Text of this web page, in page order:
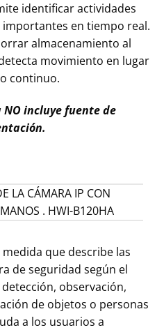
identificar actividades
en tiempo real.
almacenamiento al
movimiento en lugar
continuo.
NO incluye fuente de
LA CÁMARA IP CON
. HWI-B120HA
medida que describe las
de seguridad según el
observación,
de objetos o personas
a los usuarios a